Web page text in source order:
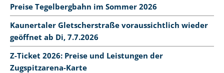
Preise Tegelbergbahn im Sommer 2026
Kaunertaler Gletscherstraße voraussichtlich wieder
geöffnet ab Di, 7.7.2026
Z-Ticket 2026: Preise und Leistungen der
Zugspitzarena-Karte